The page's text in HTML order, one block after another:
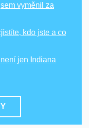
vyměnil za
kdo jste a co
jen Indiana